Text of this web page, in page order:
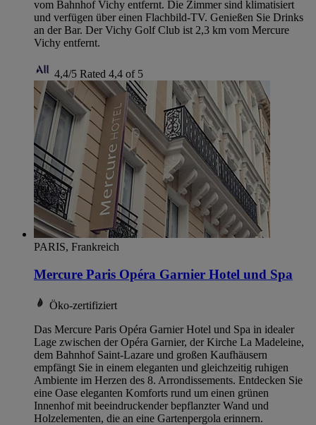
vom Bahnhof Vichy entfernt. Die Zimmer sind klimatisiert
und verfügen über einen Flachbild-TV. Genießen Sie Drinks
an der Bar. Der Vichy Golf Club ist 2,3 km vom Mercure
Vichy entfernt.
4,4/5 Rated 4,4 of 5
PARIS, Frankreich
Mercure Paris Opéra Garnier Hotel und Spa
Öko-zertifiziert
Das Mercure Paris Opéra Garnier Hotel und Spa in idealer
Lage zwischen der Opéra Garnier, der Kirche La Madeleine,
dem Bahnhof Saint-Lazare und großen Kaufhäusern
empfängt Sie in einem eleganten und gleichzeitig ruhigen
Ambiente im Herzen des 8. Arrondissements. Entdecken Sie
eine Oase eleganten Komforts rund um einen grünen
Innenhof mit beeindruckender bepflanzter Wand und
Holzelementen, die an eine Gartenpergola erinnern.